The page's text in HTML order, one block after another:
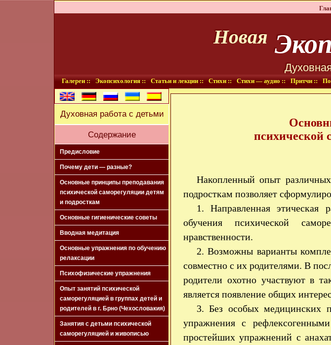
Новая
Галереи :: Экопсихология :: Статьи и лекции :: Стихи :: Стихи — аудио :: Притчи ::
Духовная работа с детьми
Содержание
Предисловие
Почему дети — разные?
Основные принципы преподавания
психической саморегуляции детям
и подросткам
Основные гигиенические советы
Вводная медитация
Основные упражнения по обучению
релаксации
Психофизические упражнения
Опыт занятий психической
саморегуляцией в группах детей и
родителей в г. Брно (Чехословакия)
Занятия с детьми психической
саморегуляцией и живописью
психической
Накопленный опыт
подросткам позволяет
1. Направленная этическая
обучения психической
нравственности.
2. Возможны варианты
совместно с их родителями. В
родители охотно участвуют в
является появление общих
3. Без особых медицинских
упражнения с
простейших упражнений с